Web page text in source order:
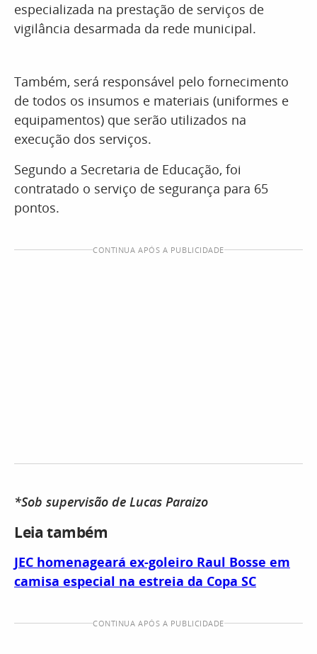
especializada na prestação de serviços de
vigilância desarmada da rede municipal.
Também, será responsável pelo fornecimento
de todos os insumos e materiais (uniformes e
equipamentos) que serão utilizados na
execução dos serviços.
Segundo a Secretaria de Educação, foi
contratado o serviço de segurança para 65
pontos.
CONTINUA APÓS A PUBLICIDADE
*Sob supervisão de Lucas Paraizo
Leia também
JEC homenageará ex-goleiro Raul Bosse em
camisa especial na estreia da Copa SC
CONTINUA APÓS A PUBLICIDADE